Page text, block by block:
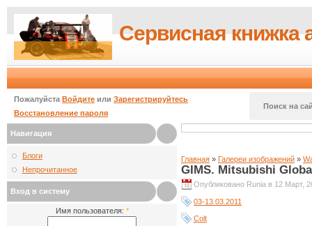
Сервисная книжка
Пожалуйста Войдите или Зарегистрируйтесь
Восстановление пароля
Поиск на
Навигация
Блоги
Непрочитанное
Вход в систему
Имя пользователя: *
Главная » Галереи изображений »
GIMS. Mitsubishi
Опубликовано Runia в 12 Март,
03-13.03.2011
Colt